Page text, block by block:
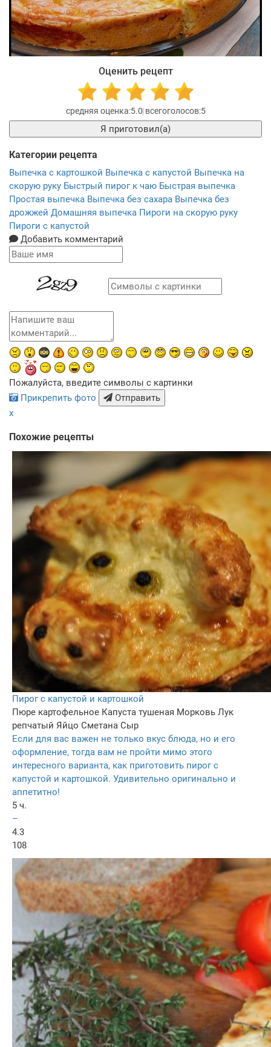
Оценить рецепт
5.0 5
Я приготовил(а)
Категории рецепта
Выпечка с картошкой Выпечка с капустой Выпечка на
скорую руку Быстрый пирог к чаю Быстрая выпечка
Простая выпечка Выпечка без сахара Выпечка без
дрожжей Домашняя выпечка Пироги на скорую руку
Пироги с капустой
Добавить комментарий
Пожалуйста, введите символы с картинки
Прикрепить фото
Отправить
x
Похожие рецепты
Пирог с капустой и картошкой
Пюре картофельное Капуста тушеная Морковь Лук
репчатый Яйцо Сметана Сыр
Если для вас важен не только вкус блюда, но и его
оформление, тогда вам не пройти мимо этого
интересного варианта, как приготовить пирог с
капустой и картошкой. Удивительно оригинально и
аппетитно!
5 ч.
–
4.3
108